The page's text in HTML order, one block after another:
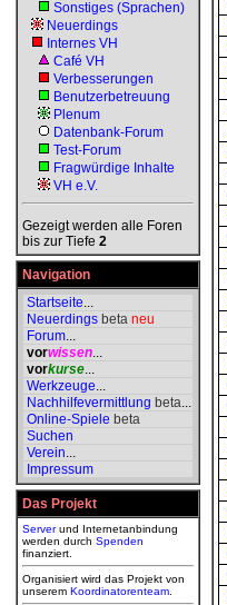
Sonstiges (Sprachen)
Neuerdings
Internes VH
Café VH
Verbesserungen
Benutzerbetreuung
Plenum
Datenbank-Forum
Test-Forum
Fragwürdige Inhalte
VH e.V.
Gezeigt werden alle Foren
bis zur Tiefe 2
Navigation
Startseite...
Neuerdings beta neu
Forum...
vorwissen...
vorkurse...
Werkzeuge...
Nachhilfevermittlung beta...
Online-Spiele beta
Suchen
Verein...
Impressum
Das Projekt
Serverund Internetanbindung
werden durch Spenden
finanziert.
Organisiert wird das Projekt von
unserem Koordinatorenteam